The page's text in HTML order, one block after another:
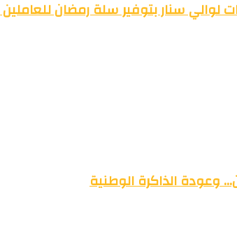
سنار بتوفير سلة رمضان للعاملين
وعودة الذاكرة الوطنية